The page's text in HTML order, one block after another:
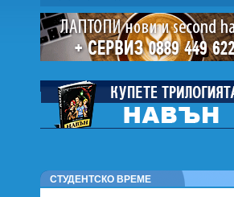
СТУДЕНТСКО ВРЕМЕ